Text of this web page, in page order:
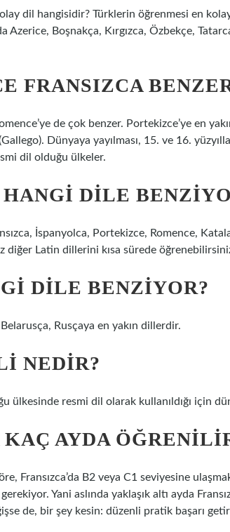
dil hangisidir? Türklerin öğrenmesi en
Azerice, Boşnakça, Kırgızca, Özbekçe,
FRANSIZCA
de çok benzer. Portekizce’ye en
Dünyaya yayılması, 15. ve 16.
dil olduğu ülkeler.
DILE
İspanyolca, Portekizce, Romence,
diğer Latin dillerini kısa sürede
DILE BENZIYOR?
Rusçaya en yakın dillerdir.
NEDIR?
ülkesinde resmi dil olarak kullanıldığı için
AYDA
Fransızca’da B2 veya C1 seviyesine
Yani aslında yaklaşık altı ayda
de, bir şey kesin: düzenli pratik başarı